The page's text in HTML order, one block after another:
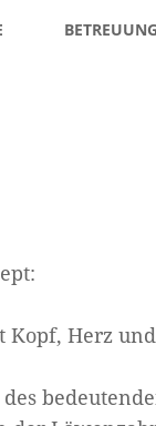
BETREUUNG
Kopf, Herz